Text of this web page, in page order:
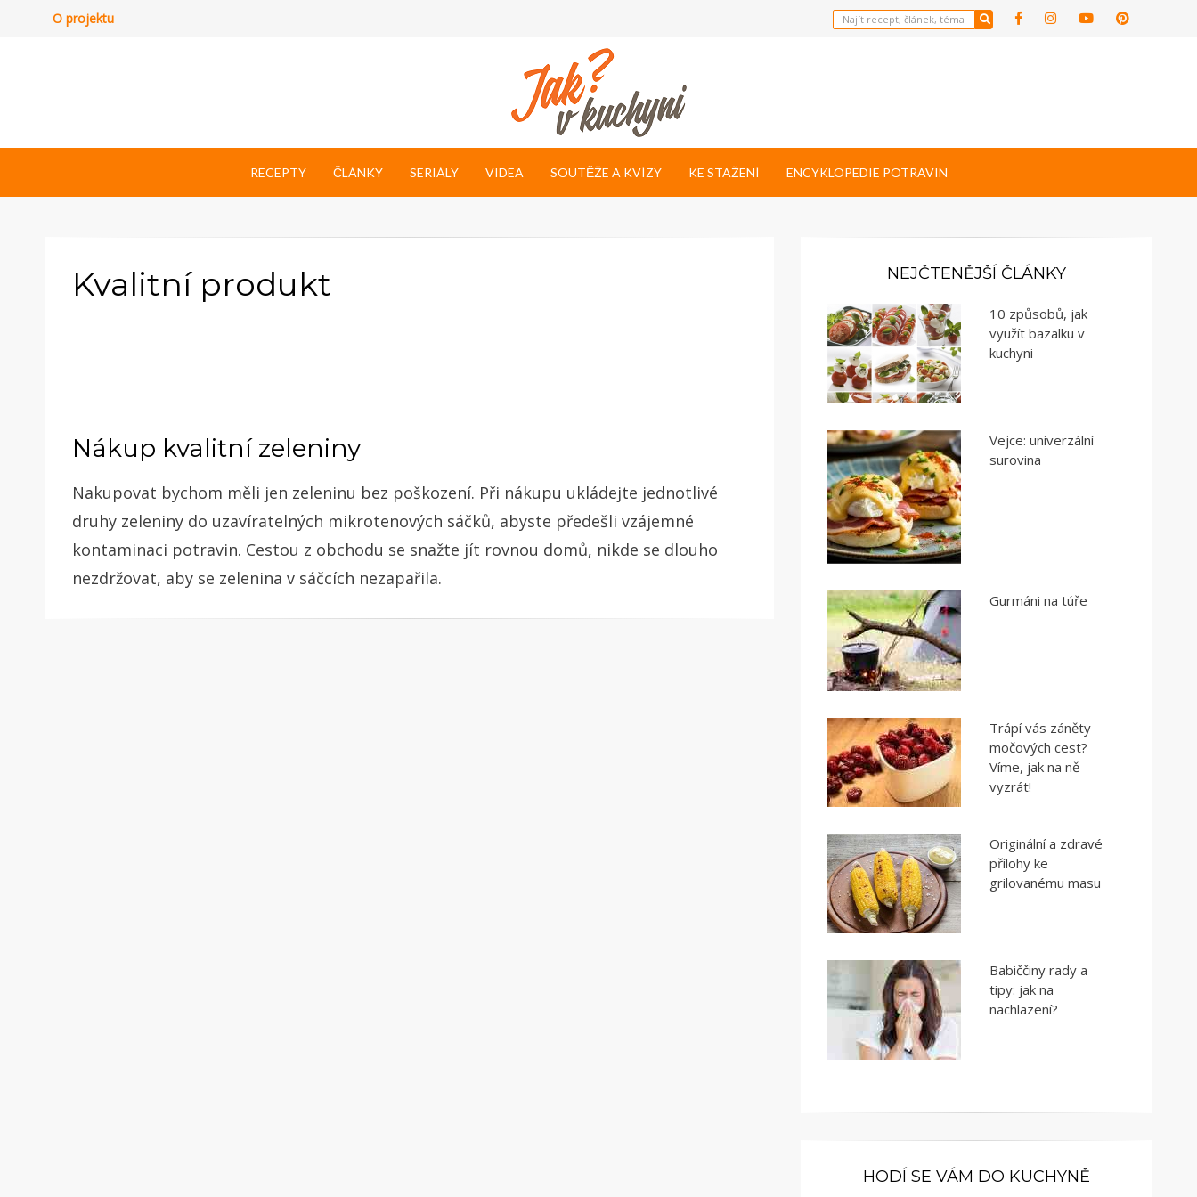
O projektu
RECEPTY ČLÁNKY SERIÁLY VIDEA SOUTĚŽE A KVÍZY KE STAŽENÍ ENCYKLOPEDIE POTRAVIN
Kvalitní produkt
Nákup kvalitní zeleniny
Nakupovat bychom měli jen zeleninu bez poškození. Při nákupu ukládejte jednotlivé
druhy zeleniny do uzavíratelných mikrotenových sáčků, abyste předešli vzájemné
kontaminaci potravin. Cestou z obchodu se snažte jít rovnou domů, nikde se dlouho
nezdržovat, aby se zelenina v sáčcích nezapařila.
NEJČTENĚJŠÍ ČLÁNKY
10 způsobů, jak
využít bazalku v
kuchyni
Vejce: univerzální
surovina
Gurmáni na túře
Trápí vás záněty
močových cest?
Víme, jak na ně
vyzrát!
Originální a zdravé
přílohy ke
grilovanému masu
Babiččiny rady a
tipy: jak na
nachlazení?
HODÍ SE VÁM DO KUCHYNĚ